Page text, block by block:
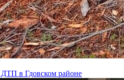
ДТП в Гдовском районе